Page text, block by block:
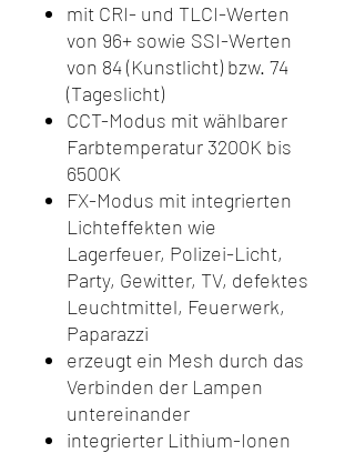
mit CRI- und TLCI-Werten
von 96+ sowie SSI-Werten
von 84 (Kunstlicht) bzw. 74
(Tageslicht)
CCT-Modus mit wählbarer
Farbtemperatur 3200K bis
6500K
FX-Modus mit integrierten
Lichteffekten wie
Lagerfeuer, Polizei-Licht,
Party, Gewitter, TV, defektes
Leuchtmittel, Feuerwerk,
Paparazzi
erzeugt ein Mesh durch das
Verbinden der Lampen
untereinander
integrierter Lithium-Ionen